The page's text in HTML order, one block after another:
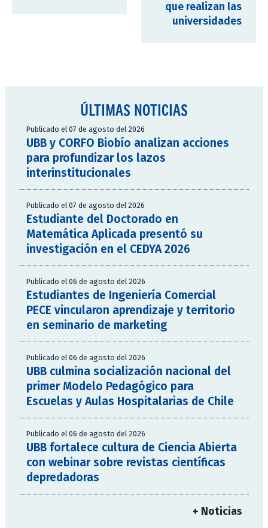
que realizan las
universidades
ÚLTIMAS NOTICIAS
Publicado el 07 de agosto del 2026
UBB y CORFO Biobío analizan acciones
para profundizar los lazos
interinstitucionales
Publicado el 07 de agosto del 2026
Estudiante del Doctorado en
Matemática Aplicada presentó su
investigación en el CEDYA 2026
Publicado el 06 de agosto del 2026
Estudiantes de Ingeniería Comercial
PECE vincularon aprendizaje y territorio
en seminario de marketing
Publicado el 06 de agosto del 2026
UBB culmina socialización nacional del
primer Modelo Pedagógico para
Escuelas y Aulas Hospitalarias de Chile
Publicado el 06 de agosto del 2026
UBB fortalece cultura de Ciencia Abierta
con webinar sobre revistas científicas
depredadoras
+ Noticias